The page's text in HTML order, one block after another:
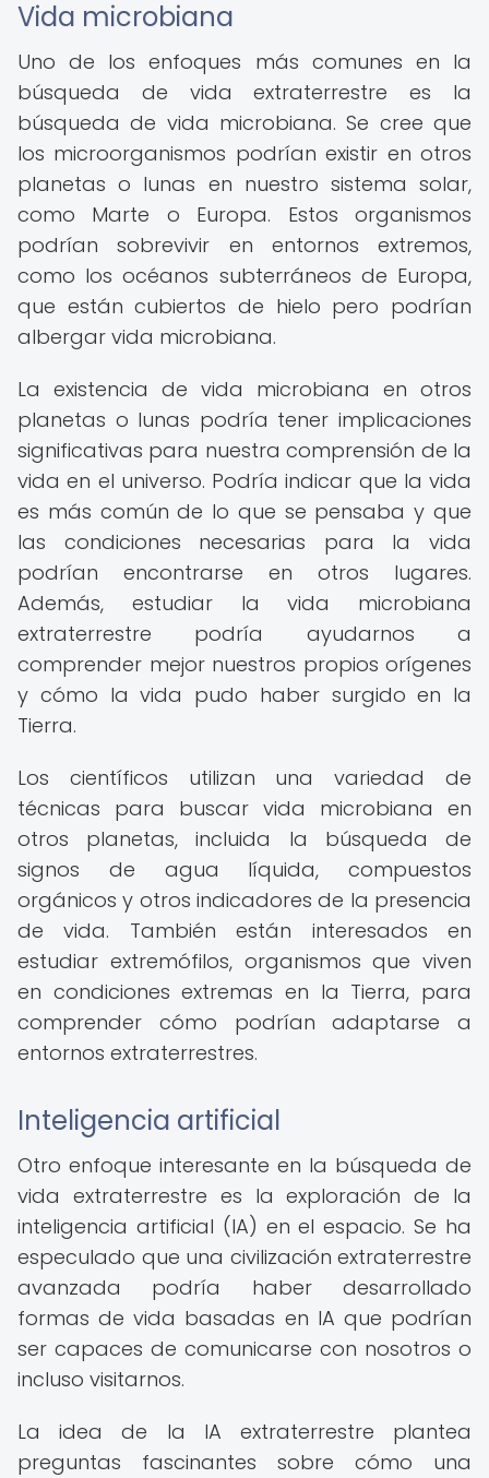
Vida microbiana
Uno de los enfoques más comunes en la
búsqueda de vida extraterrestre es la
búsqueda de vida microbiana. Se cree que
los microorganismos podrían existir en otros
planetas o lunas en nuestro sistema solar,
como Marte o Europa. Estos organismos
podrían sobrevivir en entornos extremos,
como los océanos subterráneos de Europa,
que están cubiertos de hielo pero podrían
albergar vida microbiana.
La existencia de vida microbiana en otros
planetas o lunas podría tener implicaciones
significativas para nuestra comprensión de la
vida en el universo. Podría indicar que la vida
es más común de lo que se pensaba y que
las condiciones necesarias para la vida
podrían encontrarse en otros lugares.
Además, estudiar la vida microbiana
extraterrestre podría ayudarnos a
comprender mejor nuestros propios orígenes
y cómo la vida pudo haber surgido en la
Tierra.
Los científicos utilizan una variedad de
técnicas para buscar vida microbiana en
otros planetas, incluida la búsqueda de
signos de agua líquida, compuestos
orgánicos y otros indicadores de la presencia
de vida. También están interesados en
estudiar extremófilos, organismos que viven
en condiciones extremas en la Tierra, para
comprender cómo podrían adaptarse a
entornos extraterrestres.
Inteligencia artificial
Otro enfoque interesante en la búsqueda de
vida extraterrestre es la exploración de la
inteligencia artificial (IA) en el espacio. Se ha
especulado que una civilización extraterrestre
avanzada podría haber desarrollado
formas de vida basadas en IA que podrían
ser capaces de comunicarse con nosotros o
incluso visitarnos.
La idea de la IA extraterrestre plantea
preguntas fascinantes sobre cómo una